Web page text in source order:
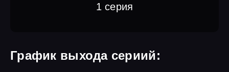
1 серия
График выхода сериий: